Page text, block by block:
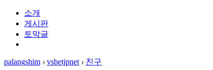
소개
게시판
토막글
palangshim › vsbetjpnet › 친구